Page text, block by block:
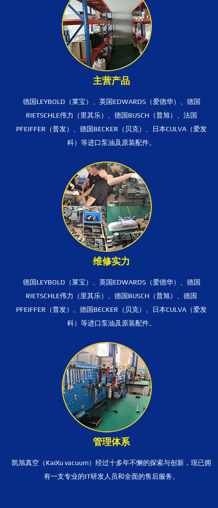
主营产品
德国LEYBOLD（莱宝）、英国EDWARDS（爱德华）、德国
RIETSCHLE伟力（里其乐）、德国BUSCH（普旭）、法国
PFEIFFER（普发）、德国BECKER（贝克）、日本CULVA（爱发
科）等进口泵油及原装配件。
维修实力
德国LEYBOLD（莱宝）、英国EDWARDS（爱德华）、德国
RIETSCHLE伟力（里其乐）、德国BUSCH（普旭）、德国
PFEIFFER（普发）、德国BECKER（贝克）、日本CULVA（爱发
科）等进口泵油及原装配件。
管理体系
凯旭真空（KaiXu vacuum）经过十多年不懈的探索与创新，现已拥
有一支专业的IT研发人员和全面的售后服务。